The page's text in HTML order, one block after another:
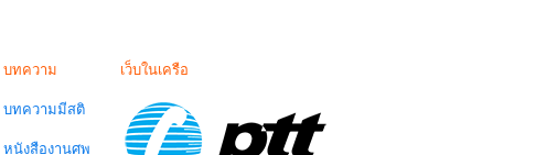
บทความ
บทความมีสติ
หนังสืองานศพ
เว็บในเครือ